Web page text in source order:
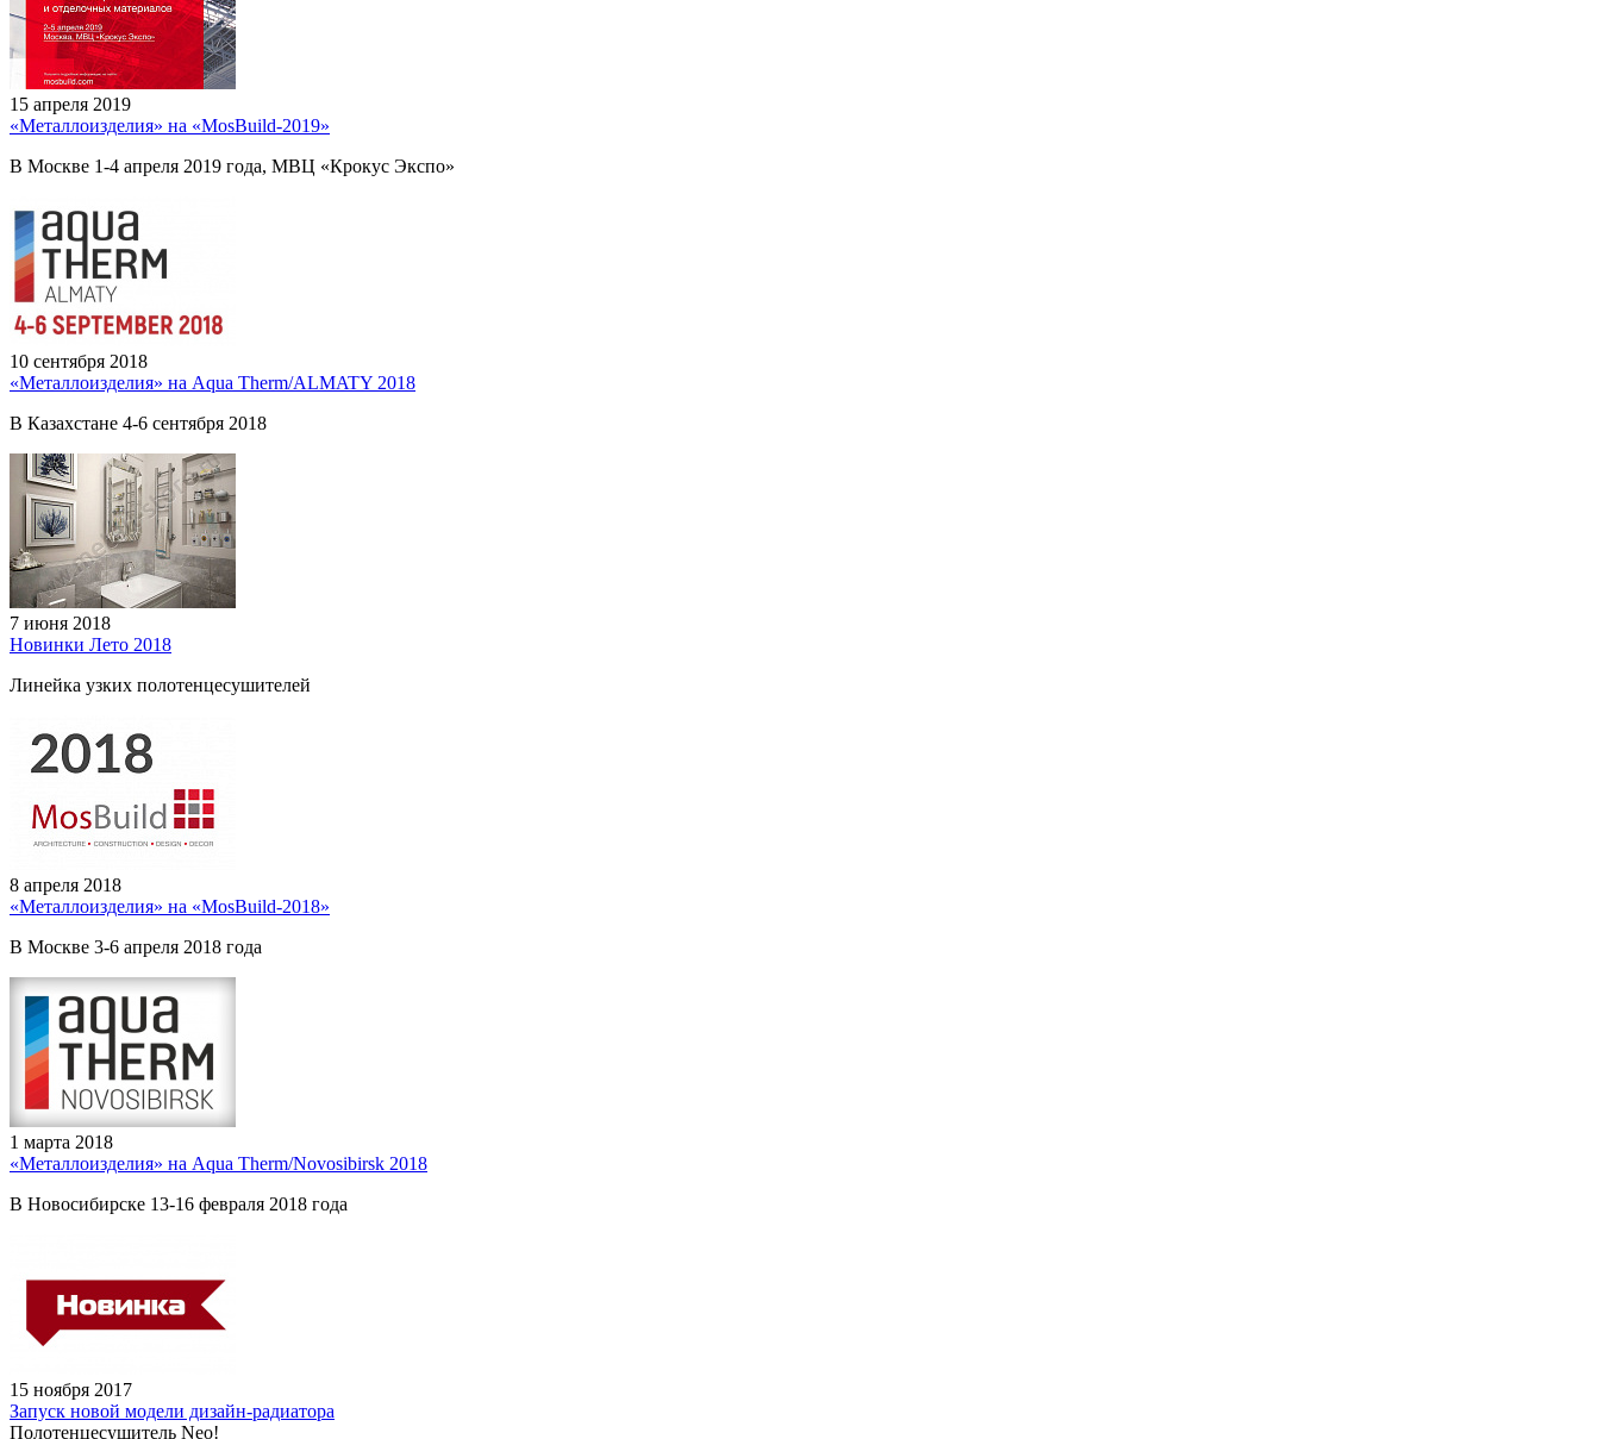
15 апреля 2019
«Металлоизделия» на «MosBuild-2019»
В Москве 1-4 апреля 2019 года, МВЦ «Крокус Экспо»
10 сентября 2018
«Металлоизделия» на Aqua Therm/ALMATY 2018
В Казахстане 4-6 сентября 2018
7 июня 2018
Новинки Лето 2018
Линейка узких полотенцесушителей
8 апреля 2018
«Металлоизделия» на «MosBuild-2018»
В Москве 3-6 апреля 2018 года
1 марта 2018
«Металлоизделия» на Aqua Therm/Novosibirsk 2018
В Новосибирске 13-16 февраля 2018 года
15 ноября 2017
Запуск новой модели дизайн-радиатора
Полотенцесушитель Neo!